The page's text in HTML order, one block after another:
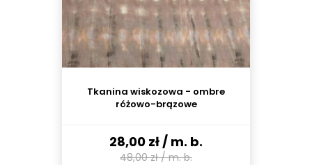
Tkanina wiskozowa - ombre
różowo-brązowe
28,00 zł / m. b.
48,00 zł/ m. b.